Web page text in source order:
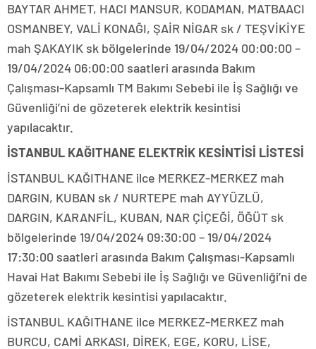
BAYTAR AHMET, HACI MANSUR, KODAMAN, MATBAACI
OSMANBEY, VALİ KONAĞI, ŞAİR NİGAR sk / TEŞVİKİYE
mah ŞAKAYIK sk bölgelerinde 19/04/2024 00:00:00 –
19/04/2024 06:00:00 saatleri arasında Bakım
Çalışması-Kapsamlı TM Bakımı Sebebi ile İş Sağlığı ve
Güvenliği’ni de gözeterek elektrik kesintisi
yapılacaktır.
İSTANBUL KAĞITHANE ELEKTRİK KESİNTİSİ LİSTESİ
İSTANBUL KAĞITHANE ilce MERKEZ-MERKEZ mah
DARGIN, KUBAN sk / NURTEPE mah AYYÜZLÜ,
DARGIN, KARANFİL, KUBAN, NAR ÇİÇEĞİ, ÖĞÜT sk
bölgelerinde 19/04/2024 09:30:00 – 19/04/2024
17:30:00 saatleri arasında Bakım Çalışması-Kapsamlı
Havai Hat Bakımı Sebebi ile İş Sağlığı ve Güvenliği’ni de
gözeterek elektrik kesintisi yapılacaktır.
İSTANBUL KAĞITHANE ilce MERKEZ-MERKEZ mah
BURCU, CAMİ ARKASI, DİREK, EGE, KORU, LİSE,